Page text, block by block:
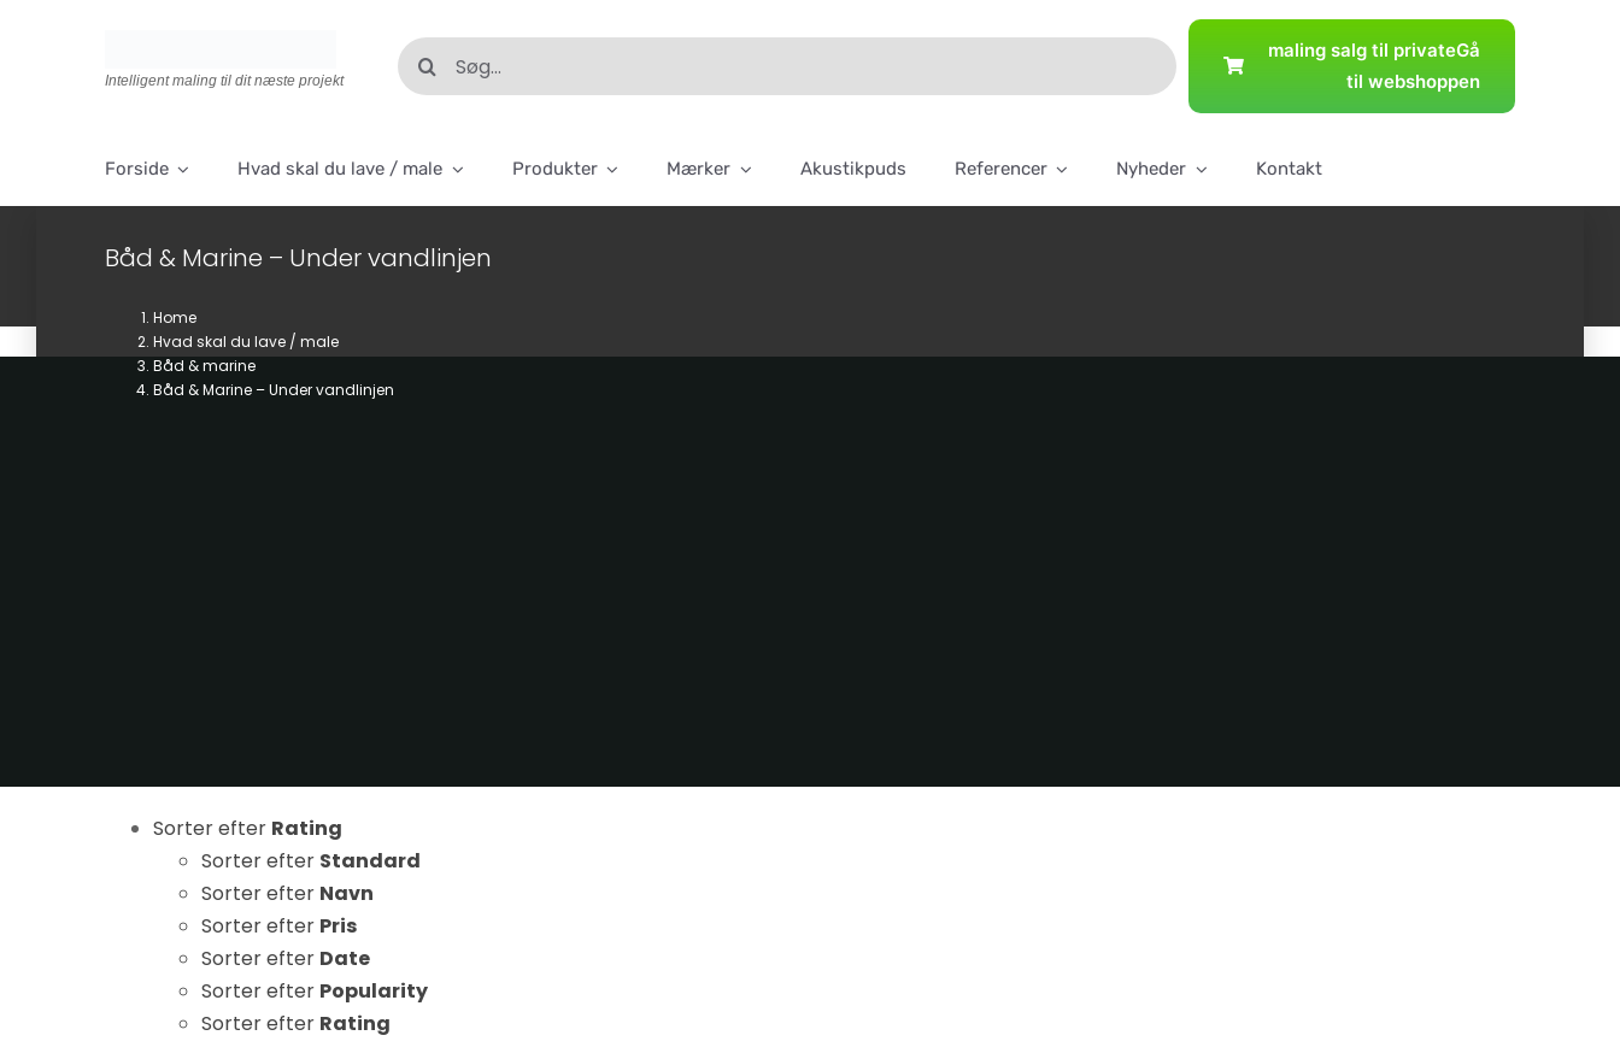
Intelligent maling til dit næste projekt
Søg
efter:
maling salg til privateGå
til webshoppen
Forside Hvad skal du lave / male Produkter Mærker Akustikpuds Referencer Nyheder Kontakt
Båd & Marine – Under vandlinjen
Home
Hvad skal du lave / male
Båd & marine
Båd & Marine – Under vandlinjen
Sorter efter Rating
Sorter efter Standard
Sorter efter Navn
Sorter efter Pris
Sorter efter Date
Sorter efter Popularity
Sorter efter Rating
Disse cookies